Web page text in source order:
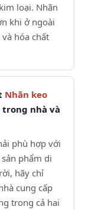
loại. Nhãn
khi ở ngoài
hóa chất
Nhãn keo
nhà và
phù hợp với
phẩm di
hãy chỉ
cung cấp
trong cả hai